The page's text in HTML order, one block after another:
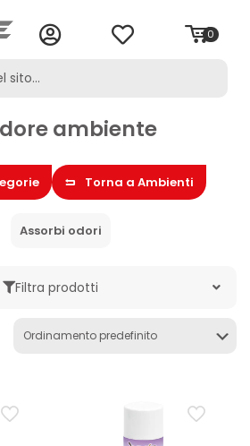
0
ambiente
Torna a Ambienti
Assorbi odori
Filtra prodotti
ambiente
Cura della casa
Profumatore ambiente